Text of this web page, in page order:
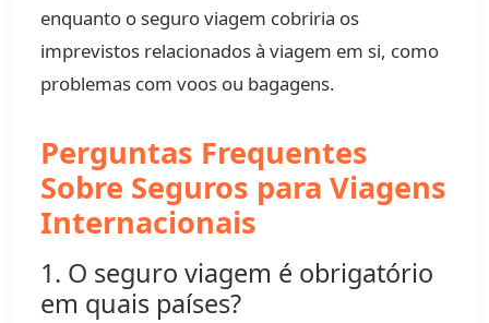
enquanto o seguro viagem cobriria os
imprevistos relacionados à viagem em si, como
problemas com voos ou bagagens.
Perguntas Frequentes
Sobre Seguros para Viagens
Internacionais
1. O seguro viagem é obrigatório
em quais países?